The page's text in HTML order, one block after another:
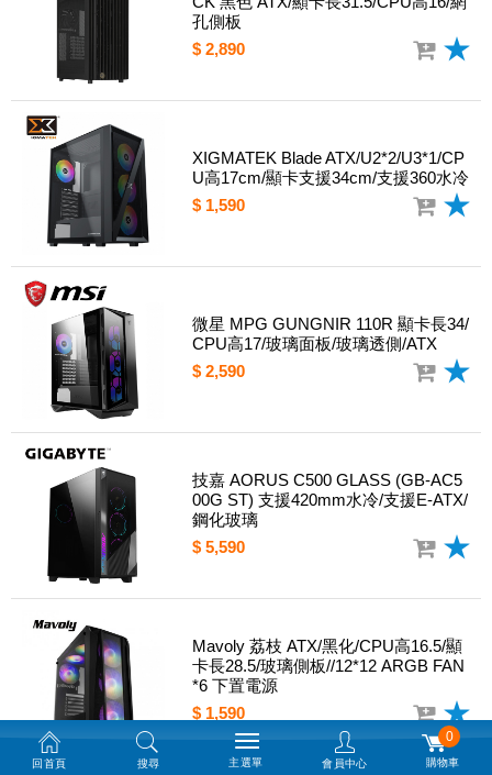
孔側板
$ 2,890
XIGMATEK Blade ATX/U2*2/U3*1/CP
U高17cm/顯卡支援34cm/支援360水冷
$ 1,590
微星 MPG GUNGNIR 110R 顯卡長34/
CPU高17/玻璃面板/玻璃透側/ATX
$ 2,590
技嘉 AORUS C500 GLASS (GB-AC5
00G ST) 支援420mm水冷/支援E-ATX/
鋼化玻璃
$ 5,590
Mavoly 荔枝 ATX/黑化/CPU高16.5/顯
卡長28.5/玻璃側板//12*12 ARGB FAN
*6 下置電源
$ 1,590
回首頁 搜尋 主選單 會員中心
0
購物車